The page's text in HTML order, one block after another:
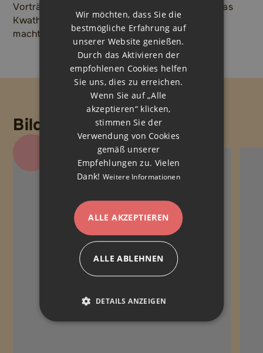
Vorträge an Schulen und Veranstaltungen auf das
Kwathu Children’s Home in Sambia aufmerksam
macht.
Bildergalerie
Wir möchten, dass Sie die
bestmögliche Erfahrung auf
unserer Website genießen.
Durch das Aktivieren der
empfohlenen Cookies helfen
Sie uns, dies zu erreichen.
Wenn Sie auf „Alle
akzeptieren“ klicken,
stimmen Sie der
Verwendung von Cookies
gemäß unserer
Empfehlungen zu. Vielen
Dank! Weitere Informationen
ALLE AKZEPTIEREN
ALLE ABLEHNEN
DETAILS ANZEIGEN